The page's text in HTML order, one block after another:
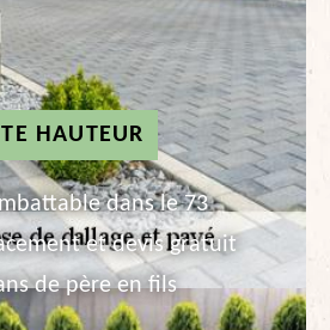
HAUTEUR
dans le 73
et devis gratuit
de père en fils